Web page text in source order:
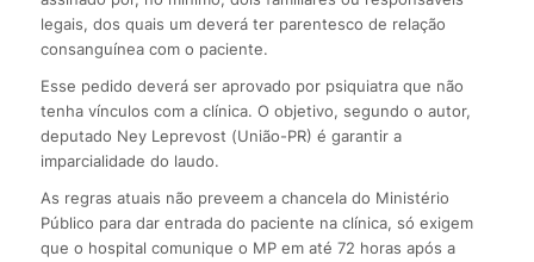
legais, dos quais um deverá ter parentesco de relação
consanguínea com o paciente.
Esse pedido deverá ser aprovado por psiquiatra que não
tenha vínculos com a clínica. O objetivo, segundo o autor,
deputado Ney Leprevost (União-PR) é garantir a
imparcialidade do laudo.
As regras atuais não preveem a chancela do Ministério
Público para dar entrada do paciente na clínica, só exigem
que o hospital comunique o MP em até 72 horas após a